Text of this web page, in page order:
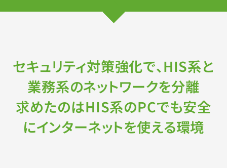
セキュリティ対策強化で、HIS系と
業務系のネットワークを分離
求めたのはHIS系のPCでも安全
にインターネットを使える環境